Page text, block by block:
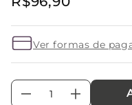
Ver formas de
＋
－